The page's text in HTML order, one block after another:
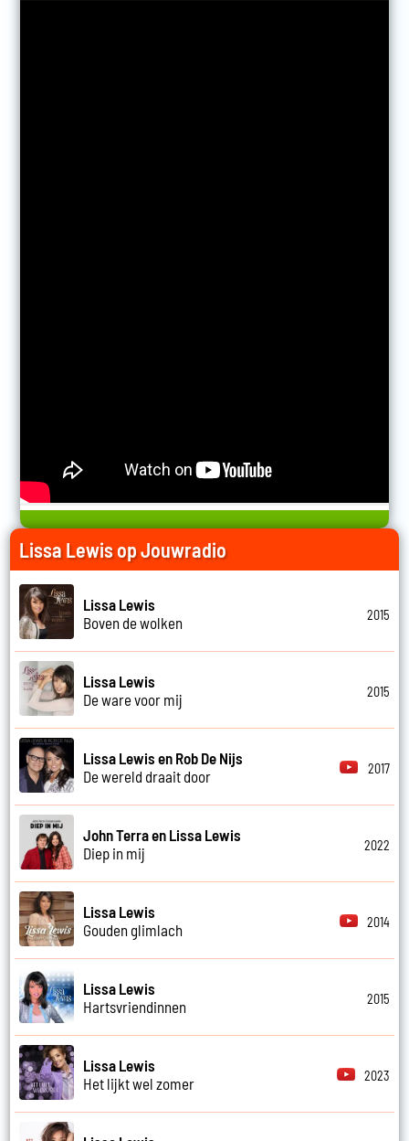
Lissa Lewis op Jouwradio
Lissa Lewis
Boven de wolken
2015
Lissa Lewis
De ware voor mij
2015
Lissa Lewis en Rob De Nijs
De wereld draait door
2017
John Terra en Lissa Lewis
Diep in mij
2022
Lissa Lewis
Gouden glimlach
2014
Lissa Lewis
Hartsvriendinnen
2015
Lissa Lewis
Het lijkt wel zomer
2023